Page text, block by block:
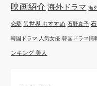
映画紹介 海外ドラマ 海
恋愛 異世界 おすすめ 石野真子
韓国ドラマ 人気女優 韓国ドラマ情
ンキング 美人